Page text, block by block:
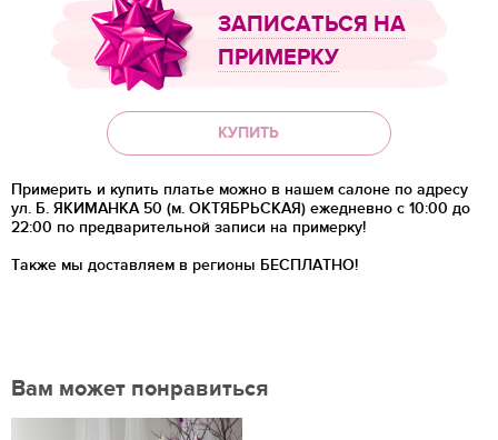
ЗАПИСАТЬСЯ НА
ПРИМЕРКУ
КУПИТЬ
Примерить и купить платье можно в нашем салоне по адресу
ул. Б. ЯКИМАНКА 50 (м. ОКТЯБРЬСКАЯ) ежедневно с 10:00 до
22:00 по предварительной записи на примерку!
Также мы доставляем в регионы БЕСПЛАТНО!
Вам может понравиться